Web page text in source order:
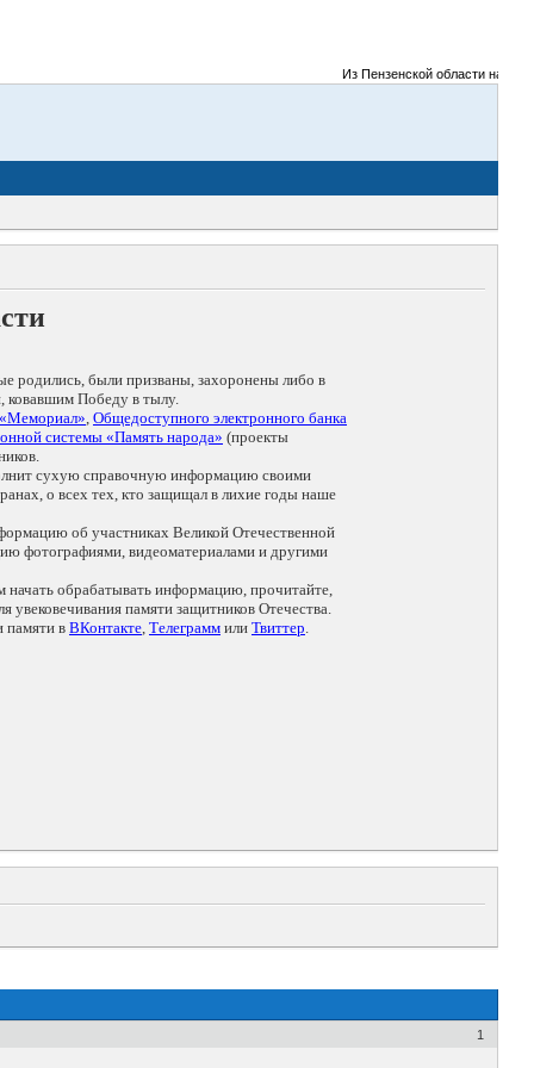
Из Пензенской области на
родились, были призваны, захоронены либо в
ковавшим Победу в тылу.
, Общедоступного электронного банка
системы «Память народа» (проекты
сухую справочную информацию своими
о всех тех, кто защищал в лихие годы наше
об участниках Великой Отечественной
фотографиями, видеоматериалами и другими
начать обрабатывать информацию, прочитайте,
памяти защитников Отечества.
памяти в ВКонтакте, Телеграмм или Твиттер.
1